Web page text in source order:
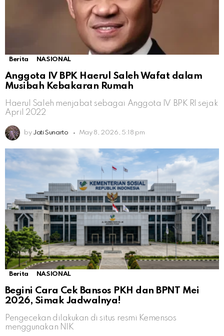
Berita NASIONAL
Anggota IV BPK Haerul Saleh Wafat dalam
Musibah Kebakaran Rumah
Haerul Saleh menjabat sebagai Anggota IV BPK RI sejak
April 2022
by Jati Sunarto May 8, 2026, 5:18 pm
Berita NASIONAL
Begini Cara Cek Bansos PKH dan BPNT Mei
2026, Simak Jadwalnya!
Pengecekan dilakukan di situs resmi Kemensos
menggunakan NIK